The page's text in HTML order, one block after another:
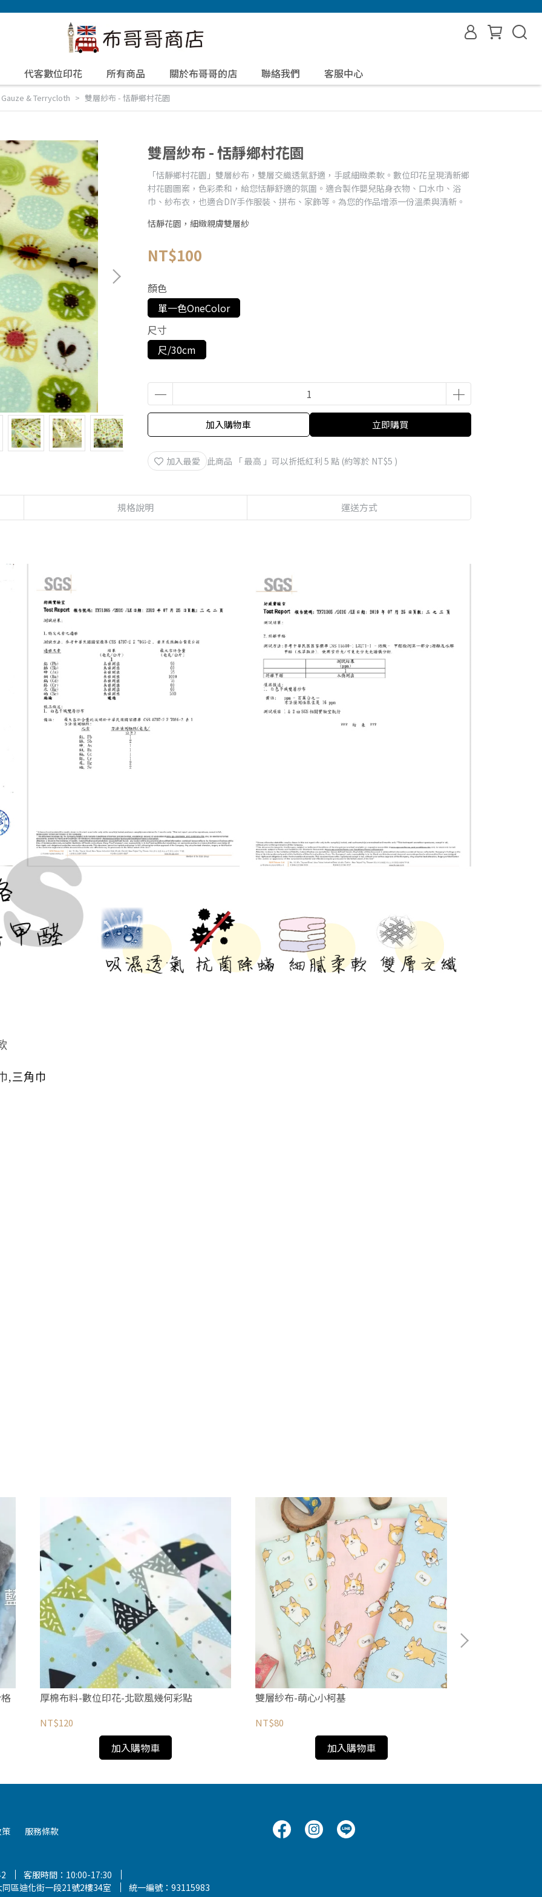
代客數位印花 所有商品 關於布哥哥的店 聯絡我們 客服中心
& Terrycloth 雙層紗布 - 恬靜鄉村花園
雙層紗布 - 恬靜鄉村花園
「恬靜鄉村花園」雙層紗布，雙層交織透氣舒適，手感細緻柔軟。數位印花呈現清新鄉
村花園圖案，色彩柔和，給您恬靜舒適的氛圍。適合製作嬰兒貼身衣物、口水巾、浴
巾、紗布衣，也適合DIY手作服裝、拼布、家飾等。為您的作品增添一份溫柔與清新。
恬靜花園，細緻親膚雙層紗
NT$100
顏色
單一色OneColor
尺寸
尺/30cm
加入購物車 立即購買
加入最愛 此商品 「 最高 」可以折抵紅利 5 點 (約等於 NT$5 )
規格說明 運送方式
, 三角巾
厚棉布料-數位印花-北歐風幾何彩點
NT$120
加入購物車
雙層紗布-萌心小柯基
NT$80
加入購物車
服務條款
客服時間：10:00-17:30
區迪化街一段21號2樓34室
統一編號：93115983